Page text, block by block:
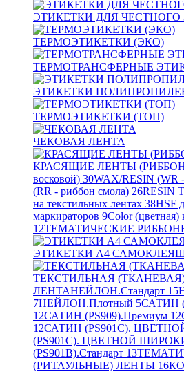
ЭТИКЕТКИ ДЛЯ ЧЕСТНОГО
ТЕРМОЭТИКЕТКИ (ЭКО)
ТЕРМОТРАНСФЕРНЫЕ
ЭТИКЕТКИ ПОЛИПРОПИЛЕН
ТЕРМОЭТИКЕТКИ (ТОП)
ЧЕКОВАЯ ЛЕНТА
КРАСЯЩИЕ ЛЕНТЫ
восковой) 30WAX/RESIN (WR
(RR - риббон смола) 26RESIN
на текстильных лентах 38HSF
маркираторов 9Color (цветная)
12ТЕМАТИЧЕСКИЕ
ЭТИКЕТКИ А4
ТЕКСТИЛЬНАЯ
ЛЕНТАНЕЙЛОН.Стандарт 15
7НЕЙЛОН.Плотный 5САТИН
12САТИН (PS909).Премиум 12
12САТИН (PS901C).
(PS901C). ЦВЕТНОЙ
(PS901B).Стандарт 13
(РИТАУЛЬНЫЕ) ЛЕНТЫ 16